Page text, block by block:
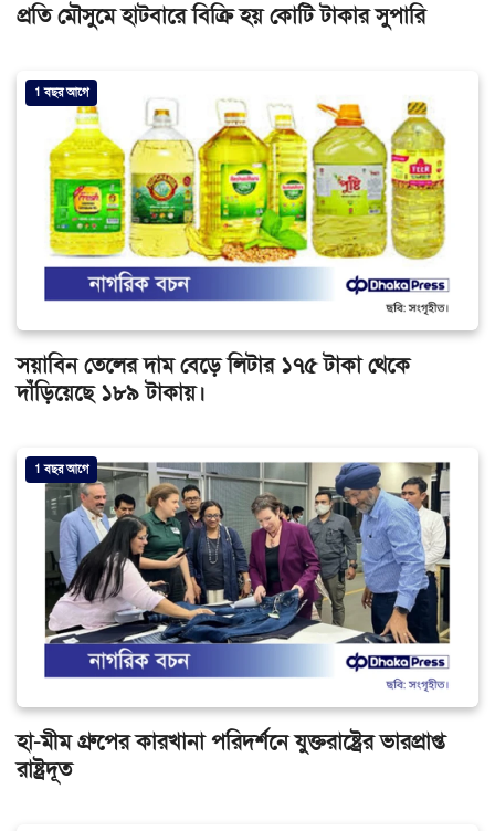
প্রতি মৌসুমে হাটবারে বিক্রি হয় কোটি টাকার সুপারি
1 বছর আগে
সয়াবিন তেলের দাম বেড়ে লিটার ১৭৫ টাকা থেকে
দাঁড়িয়েছে ১৮৯ টাকায়।
1 বছর আগে
হা-মীম গ্রুপের কারখানা পরিদর্শনে যুক্তরাষ্ট্রের ভারপ্রাপ্ত
রাষ্ট্রদূত